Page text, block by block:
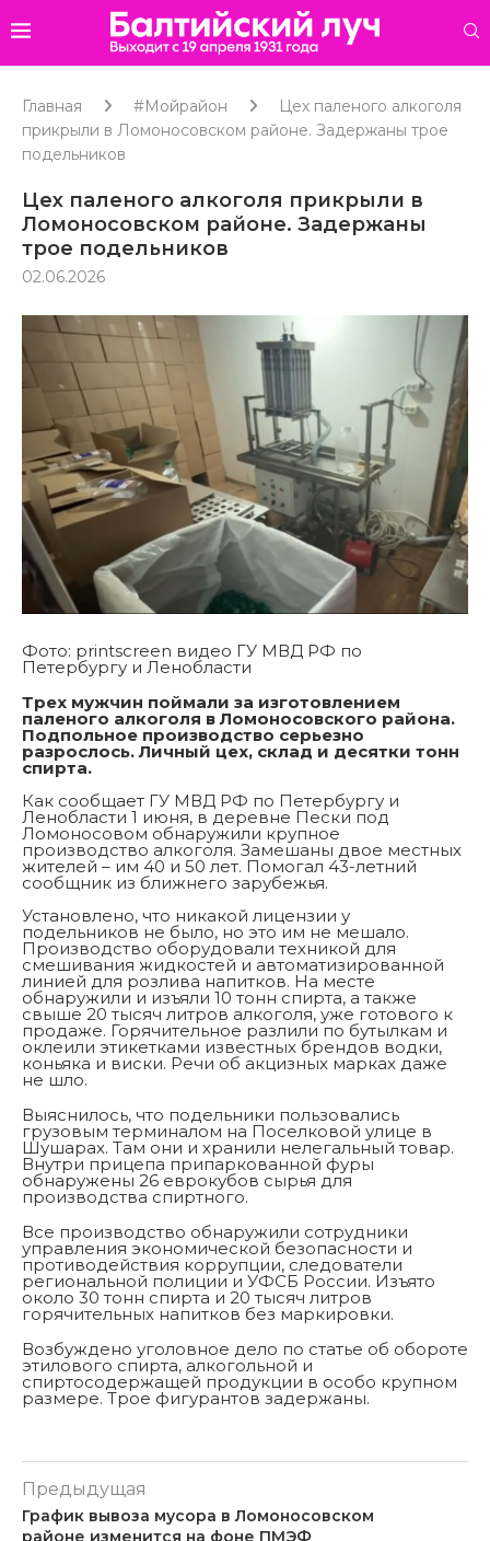
Главная #Мойрайон
Цех паленого алкоголя
прикрыли в Ломоносовском районе. Задержаны трое
подельников
Цех паленого алкоголя прикрыли в
Ломоносовском районе. Задержаны
трое подельников
02.06.2026
Фото: printscreen видео ГУ МВД РФ по
Петербургу и Ленобласти
Трех мужчин поймали за изготовлением
паленого алкоголя в Ломоносовского района.
Подпольное производство серьезно
разрослось. Личный цех, склад и десятки тонн
спирта.
Как сообщает ГУ МВД РФ по Петербургу и
Ленобласти 1 июня, в деревне Пески под
Ломоносовом обнаружили крупное
производство алкоголя. Замешаны двое местных
жителей – им 40 и 50 лет. Помогал 43-летний
сообщник из ближнего зарубежья.
Установлено, что никакой лицензии у
подельников не было, но это им не мешало.
Производство оборудовали техникой для
смешивания жидкостей и автоматизированной
линией для розлива напитков. На месте
обнаружили и изъяли 10 тонн спирта, а также
свыше 20 тысяч литров алкоголя, уже готового к
продаже. Горячительное разлили по бутылкам и
оклеили этикетками известных брендов водки,
коньяка и виски. Речи об акцизных марках даже
не шло.
Выяснилось, что подельники пользовались
грузовым терминалом на Поселковой улице в
Шушарах. Там они и хранили нелегальный товар.
Внутри прицепа припаркованной фуры
обнаружены 26 еврокубов сырья для
производства спиртного.
Все производство обнаружили сотрудники
управления экономической безопасности и
противодействия коррупции, следователи
региональной полиции и УФСБ России. Изъято
около 30 тонн спирта и 20 тысяч литров
горячительных напитков без маркировки.
Возбуждено уголовное дело по статье об обороте
этилового спирта, алкогольной и
спиртосодержащей продукции в особо крупном
размере. Трое фигурантов задержаны.
Предыдущая
График вывоза мусора в Ломоносовском
районе изменится на фоне ПМЭФ